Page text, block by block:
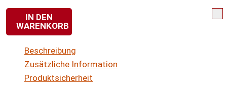
Vario-
schwarz
stufenlos
verstellbar
IN DEN
WARENKORB
Beschreibung
Zusätzliche Information
Produktsicherheit